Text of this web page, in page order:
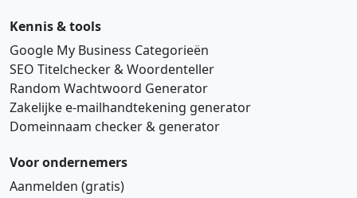
Kennis & tools
Google My Business Categorieën
SEO Titelchecker & Woordenteller
Random Wachtwoord Generator
Zakelijke e‑mailhandtekening generator
Domeinnaam checker & generator
Voor ondernemers
Aanmelden (gratis)